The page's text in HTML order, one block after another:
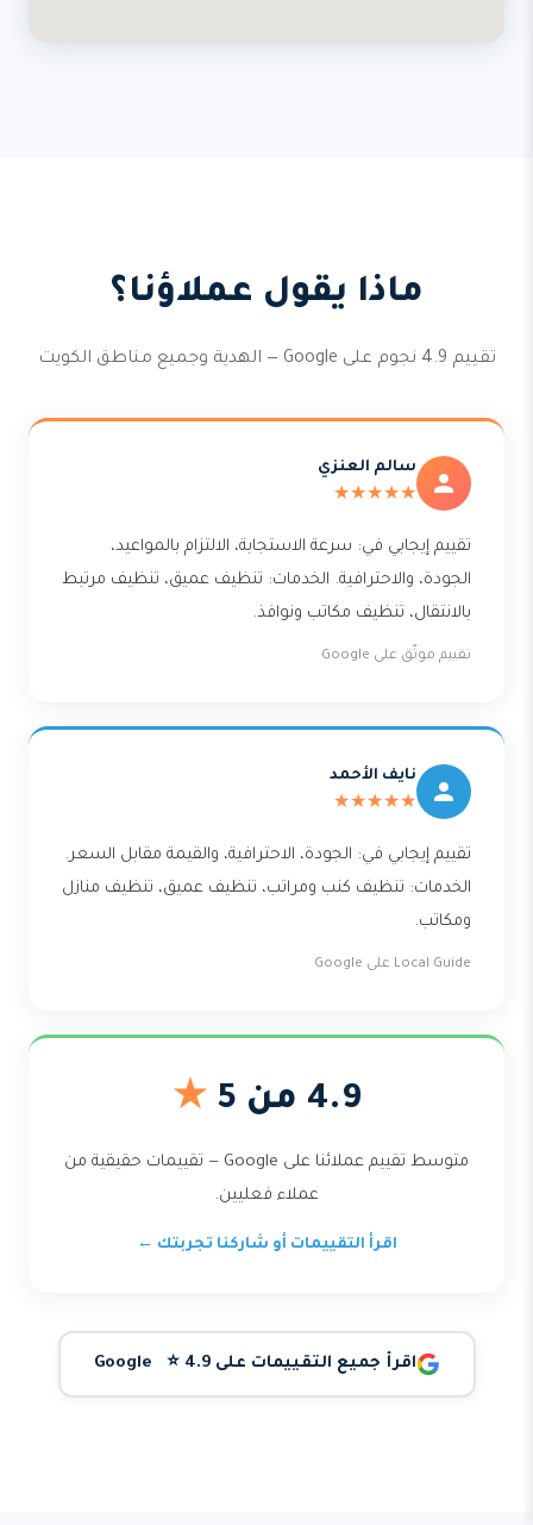
ماذا يقول عملاؤنا؟
تقييم 4.9 نجوم على Google — الهدية وجميع مناطق الكويت
سالم العنزي
★★★★★
تقييم إيجابي في: سرعة الاستجابة، الالتزام بالمواعيد،
الجودة، والاحترافية. الخدمات: تنظيف عميق، تنظيف مرتبط
بالانتقال، تنظيف مكاتب ونوافذ.
تقييم موثّق على Google
نايف الأحمد
★★★★★
تقييم إيجابي في: الجودة، الاحترافية، والقيمة مقابل السعر.
الخدمات: تنظيف كنب ومراتب، تنظيف عميق، تنظيف منازل
ومكاتب.
Local Guide على Google
4.9 من 5 ★
متوسط تقييم عملائنا على Google — تقييمات حقيقية من
عملاء فعليين.
اقرأ التقييمات أو شاركنا تجربتك ←
اقرأ جميع التقييمات على Google ⭐ 4.9